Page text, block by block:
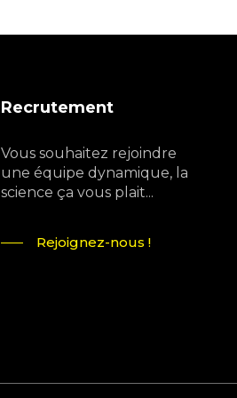
Recrutement
Vous souhaitez rejoindre
une équipe dynamique, la
science ça vous plait...
Rejoignez-nous !